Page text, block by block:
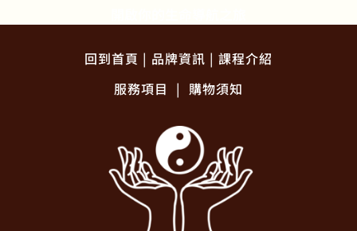
回到首頁 | 品牌資訊 | 課程介紹
服務項目 | 購物須知